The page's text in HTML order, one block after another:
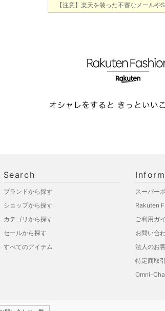
【注意】楽天を装った不審なメールや
Search
ブランドから探す
ショップから探す
カテゴリから探す
セールから探す
すべてのアイテム
スーパー
Rakuten
ご利用ガ
お問い合
法人のお
特定商取
Omni-